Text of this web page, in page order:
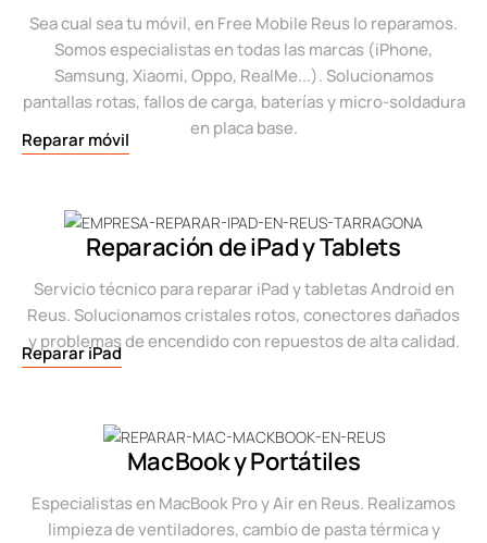
Sea cual sea tu móvil, en Free Mobile Reus lo reparamos.
Somos especialistas en todas las marcas (iPhone,
Samsung, Xiaomi, Oppo, RealMe...). Solucionamos
pantallas rotas, fallos de carga, baterías y micro-soldadura
en placa base.
Reparar móvil
Reparación de iPad y Tablets
Servicio técnico para reparar iPad y tabletas Android en
Reus. Solucionamos cristales rotos, conectores dañados
y problemas de encendido con repuestos de alta calidad.
Reparar iPad
MacBook y Portátiles
Especialistas en MacBook Pro y Air en Reus. Realizamos
limpieza de ventiladores, cambio de pasta térmica y